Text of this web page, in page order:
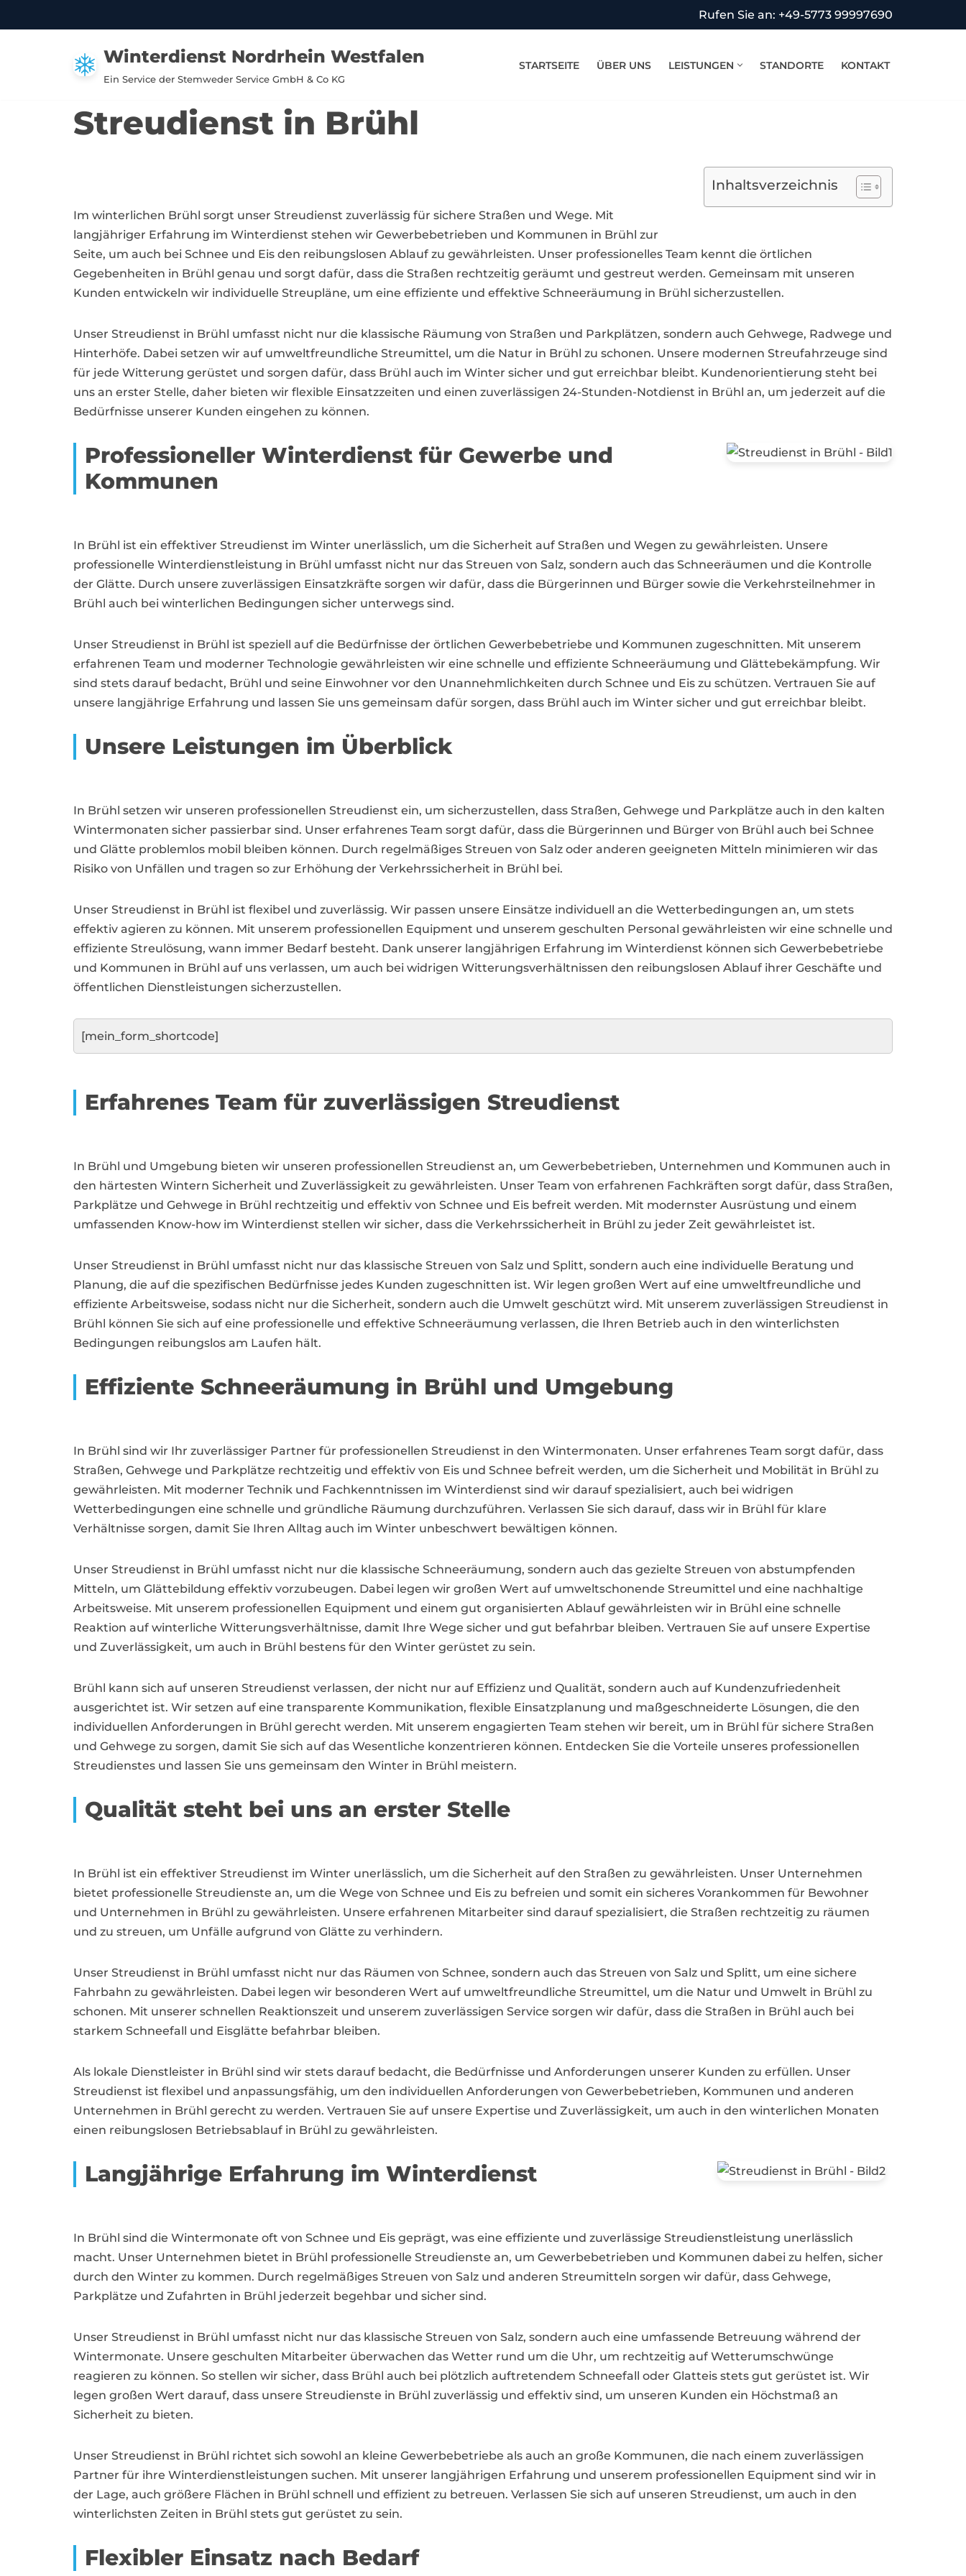
Rufen Sie an: +49-5773 99997690
Winterdienst Nordrhein Westfalen
Ein Service der Stemweder Service GmbH & Co KG
STARTSEITE ÜBER UNS LEISTUNGEN STANDORTE KONTAKT
Streudienst in Brühl
Inhaltsverzeichnis
Im winterlichen Brühl sorgt unser Streudienst zuverlässig für sichere Straßen und Wege. Mit
langjähriger Erfahrung im Winterdienst stehen wir Gewerbebetrieben und Kommunen in Brühl zur
Seite, um auch bei Schnee und Eis den reibungslosen Ablauf zu gewährleisten. Unser professionelles Team kennt die örtlichen
Gegebenheiten in Brühl genau und sorgt dafür, dass die Straßen rechtzeitig geräumt und gestreut werden. Gemeinsam mit unseren
Kunden entwickeln wir individuelle Streupläne, um eine effiziente und effektive Schneeräumung in Brühl sicherzustellen.
Unser Streudienst in Brühl umfasst nicht nur die klassische Räumung von Straßen und Parkplätzen, sondern auch Gehwege, Radwege und
Hinterhöfe. Dabei setzen wir auf umweltfreundliche Streumittel, um die Natur in Brühl zu schonen. Unsere modernen Streufahrzeuge sind
für jede Witterung gerüstet und sorgen dafür, dass Brühl auch im Winter sicher und gut erreichbar bleibt. Kundenorientierung steht bei
uns an erster Stelle, daher bieten wir flexible Einsatzzeiten und einen zuverlässigen 24-Stunden-Notdienst in Brühl an, um jederzeit auf die
Bedürfnisse unserer Kunden eingehen zu können.
Professioneller Winterdienst für Gewerbe und
Kommunen
In Brühl ist ein effektiver Streudienst im Winter unerlässlich, um die Sicherheit auf Straßen und Wegen zu gewährleisten. Unsere
professionelle Winterdienstleistung in Brühl umfasst nicht nur das Streuen von Salz, sondern auch das Schneeräumen und die Kontrolle
der Glätte. Durch unsere zuverlässigen Einsatzkräfte sorgen wir dafür, dass die Bürgerinnen und Bürger sowie die Verkehrsteilnehmer in
Brühl auch bei winterlichen Bedingungen sicher unterwegs sind.
Unser Streudienst in Brühl ist speziell auf die Bedürfnisse der örtlichen Gewerbebetriebe und Kommunen zugeschnitten. Mit unserem
erfahrenen Team und moderner Technologie gewährleisten wir eine schnelle und effiziente Schneeräumung und Glättebekämpfung. Wir
sind stets darauf bedacht, Brühl und seine Einwohner vor den Unannehmlichkeiten durch Schnee und Eis zu schützen. Vertrauen Sie auf
unsere langjährige Erfahrung und lassen Sie uns gemeinsam dafür sorgen, dass Brühl auch im Winter sicher und gut erreichbar bleibt.
Unsere Leistungen im Überblick
In Brühl setzen wir unseren professionellen Streudienst ein, um sicherzustellen, dass Straßen, Gehwege und Parkplätze auch in den kalten
Wintermonaten sicher passierbar sind. Unser erfahrenes Team sorgt dafür, dass die Bürgerinnen und Bürger von Brühl auch bei Schnee
und Glätte problemlos mobil bleiben können. Durch regelmäßiges Streuen von Salz oder anderen geeigneten Mitteln minimieren wir das
Risiko von Unfällen und tragen so zur Erhöhung der Verkehrssicherheit in Brühl bei.
Unser Streudienst in Brühl ist flexibel und zuverlässig. Wir passen unsere Einsätze individuell an die Wetterbedingungen an, um stets
effektiv agieren zu können. Mit unserem professionellen Equipment und unserem geschulten Personal gewährleisten wir eine schnelle und
effiziente Streulösung, wann immer Bedarf besteht. Dank unserer langjährigen Erfahrung im Winterdienst können sich Gewerbebetriebe
und Kommunen in Brühl auf uns verlassen, um auch bei widrigen Witterungsverhältnissen den reibungslosen Ablauf ihrer Geschäfte und
öffentlichen Dienstleistungen sicherzustellen.
[mein_form_shortcode]
Erfahrenes Team für zuverlässigen Streudienst
In Brühl und Umgebung bieten wir unseren professionellen Streudienst an, um Gewerbebetrieben, Unternehmen und Kommunen auch in
den härtesten Wintern Sicherheit und Zuverlässigkeit zu gewährleisten. Unser Team von erfahrenen Fachkräften sorgt dafür, dass Straßen,
Parkplätze und Gehwege in Brühl rechtzeitig und effektiv von Schnee und Eis befreit werden. Mit modernster Ausrüstung und einem
umfassenden Know-how im Winterdienst stellen wir sicher, dass die Verkehrssicherheit in Brühl zu jeder Zeit gewährleistet ist.
Unser Streudienst in Brühl umfasst nicht nur das klassische Streuen von Salz und Splitt, sondern auch eine individuelle Beratung und
Planung, die auf die spezifischen Bedürfnisse jedes Kunden zugeschnitten ist. Wir legen großen Wert auf eine umweltfreundliche und
effiziente Arbeitsweise, sodass nicht nur die Sicherheit, sondern auch die Umwelt geschützt wird. Mit unserem zuverlässigen Streudienst in
Brühl können Sie sich auf eine professionelle und effektive Schneeräumung verlassen, die Ihren Betrieb auch in den winterlichsten
Bedingungen reibungslos am Laufen hält.
Effiziente Schneeräumung in Brühl und Umgebung
In Brühl sind wir Ihr zuverlässiger Partner für professionellen Streudienst in den Wintermonaten. Unser erfahrenes Team sorgt dafür, dass
Straßen, Gehwege und Parkplätze rechtzeitig und effektiv von Eis und Schnee befreit werden, um die Sicherheit und Mobilität in Brühl zu
gewährleisten. Mit moderner Technik und Fachkenntnissen im Winterdienst sind wir darauf spezialisiert, auch bei widrigen
Wetterbedingungen eine schnelle und gründliche Räumung durchzuführen. Verlassen Sie sich darauf, dass wir in Brühl für klare
Verhältnisse sorgen, damit Sie Ihren Alltag auch im Winter unbeschwert bewältigen können.
Unser Streudienst in Brühl umfasst nicht nur die klassische Schneeräumung, sondern auch das gezielte Streuen von abstumpfenden
Mitteln, um Glättebildung effektiv vorzubeugen. Dabei legen wir großen Wert auf umweltschonende Streumittel und eine nachhaltige
Arbeitsweise. Mit unserem professionellen Equipment und einem gut organisierten Ablauf gewährleisten wir in Brühl eine schnelle
Reaktion auf winterliche Witterungsverhältnisse, damit Ihre Wege sicher und gut befahrbar bleiben. Vertrauen Sie auf unsere Expertise
und Zuverlässigkeit, um auch in Brühl bestens für den Winter gerüstet zu sein.
Brühl kann sich auf unseren Streudienst verlassen, der nicht nur auf Effizienz und Qualität, sondern auch auf Kundenzufriedenheit
ausgerichtet ist. Wir setzen auf eine transparente Kommunikation, flexible Einsatzplanung und maßgeschneiderte Lösungen, die den
individuellen Anforderungen in Brühl gerecht werden. Mit unserem engagierten Team stehen wir bereit, um in Brühl für sichere Straßen
und Gehwege zu sorgen, damit Sie sich auf das Wesentliche konzentrieren können. Entdecken Sie die Vorteile unseres professionellen
Streudienstes und lassen Sie uns gemeinsam den Winter in Brühl meistern.
Qualität steht bei uns an erster Stelle
In Brühl ist ein effektiver Streudienst im Winter unerlässlich, um die Sicherheit auf den Straßen zu gewährleisten. Unser Unternehmen
bietet professionelle Streudienste an, um die Wege von Schnee und Eis zu befreien und somit ein sicheres Vorankommen für Bewohner
und Unternehmen in Brühl zu gewährleisten. Unsere erfahrenen Mitarbeiter sind darauf spezialisiert, die Straßen rechtzeitig zu räumen
und zu streuen, um Unfälle aufgrund von Glätte zu verhindern.
Unser Streudienst in Brühl umfasst nicht nur das Räumen von Schnee, sondern auch das Streuen von Salz und Splitt, um eine sichere
Fahrbahn zu gewährleisten. Dabei legen wir besonderen Wert auf umweltfreundliche Streumittel, um die Natur und Umwelt in Brühl zu
schonen. Mit unserer schnellen Reaktionszeit und unserem zuverlässigen Service sorgen wir dafür, dass die Straßen in Brühl auch bei
starkem Schneefall und Eisglätte befahrbar bleiben.
Als lokale Dienstleister in Brühl sind wir stets darauf bedacht, die Bedürfnisse und Anforderungen unserer Kunden zu erfüllen. Unser
Streudienst ist flexibel und anpassungsfähig, um den individuellen Anforderungen von Gewerbebetrieben, Kommunen und anderen
Unternehmen in Brühl gerecht zu werden. Vertrauen Sie auf unsere Expertise und Zuverlässigkeit, um auch in den winterlichen Monaten
einen reibungslosen Betriebsablauf in Brühl zu gewährleisten.
Langjährige Erfahrung im Winterdienst
In Brühl sind die Wintermonate oft von Schnee und Eis geprägt, was eine effiziente und zuverlässige Streudienstleistung unerlässlich
macht. Unser Unternehmen bietet in Brühl professionelle Streudienste an, um Gewerbebetrieben und Kommunen dabei zu helfen, sicher
durch den Winter zu kommen. Durch regelmäßiges Streuen von Salz und anderen Streumitteln sorgen wir dafür, dass Gehwege,
Parkplätze und Zufahrten in Brühl jederzeit begehbar und sicher sind.
Unser Streudienst in Brühl umfasst nicht nur das klassische Streuen von Salz, sondern auch eine umfassende Betreuung während der
Wintermonate. Unsere geschulten Mitarbeiter überwachen das Wetter rund um die Uhr, um rechtzeitig auf Wetterumschwünge
reagieren zu können. So stellen wir sicher, dass Brühl auch bei plötzlich auftretendem Schneefall oder Glatteis stets gut gerüstet ist. Wir
legen großen Wert darauf, dass unsere Streudienste in Brühl zuverlässig und effektiv sind, um unseren Kunden ein Höchstmaß an
Sicherheit zu bieten.
Unser Streudienst in Brühl richtet sich sowohl an kleine Gewerbebetriebe als auch an große Kommunen, die nach einem zuverlässigen
Partner für ihre Winterdienstleistungen suchen. Mit unserer langjährigen Erfahrung und unserem professionellen Equipment sind wir in
der Lage, auch größere Flächen in Brühl schnell und effizient zu betreuen. Verlassen Sie sich auf unseren Streudienst, um auch in den
winterlichsten Zeiten in Brühl stets gut gerüstet zu sein.
Flexibler Einsatz nach Bedarf